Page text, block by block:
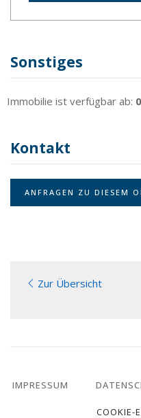
Sonstiges
Immobilie ist verfügbar ab:
Kontakt
ANFRAGEN ZU DIESEM
Zur Übersicht
IMPRESSUM
COOKIE-